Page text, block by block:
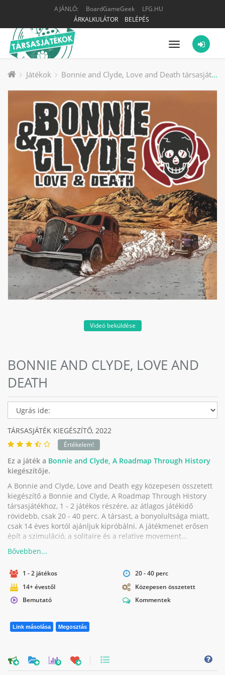
AJÁNLÓ: BoardGameGeek
LFG.HU
ÁRKALKULÁTOR
BELÉPÉS
Menü
Játékok Bonnie and Clyde, Love and Death társasjáték kiegészítő
Videó beküldése
BONNIE AND CLYDE, LOVE AND
DEATH
TÁRSASJÁTÉK KIEGÉSZÍTŐ, 2022
Értékelem!
Ez a játék a Bonnie and Clyde, A Roadmap Through History
kiegészítője.
A Bonnie and Clyde, Love and Death egy közepesen összetett
kiegészítő a Bonnie and Clyde, A Roadmap Through History
társasjátékhoz, 1 - 2 játékos részére, az átlagos játékidő
rövidebb, csak 20 - 40 perc. A társast, a bonyolultsága miatt,
csak 14 éves kortól ajánljuk kipróbálni. A játékmenet erősen
épít a szimuláció, a solitaire és a relative movement...
1 - 2 játékos
20 - 40 perc
14+ évestől
Közepesen összetett
Bemutató
Kommentek
Link másolása Megosztás
0